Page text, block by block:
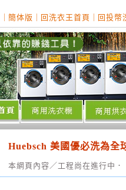
簡体版 回洗衣王首頁 回投幣
Huebsch 美國優必洗為全
本網頁內容／工程尚在進行中．